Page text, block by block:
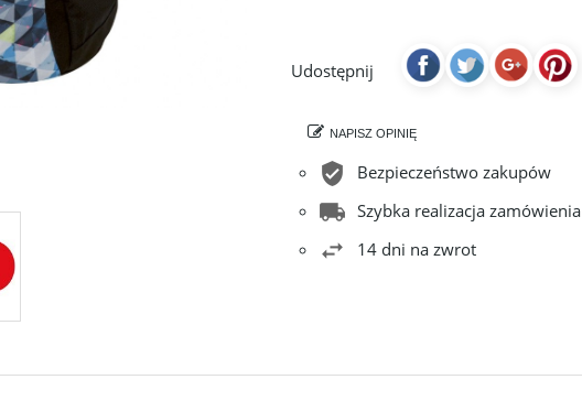
Udostępnij
NAPISZ OPINIĘ
Bezpieczeństwo zakupów
Szybka realizacja zamówienia
14 dni na zwrot